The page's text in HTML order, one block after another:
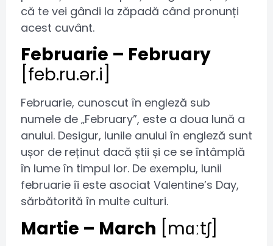
că te vei gândi la zăpadă când pronunți
acest cuvânt.
Februarie – February
[feb.ru.ər.i]
Februarie, cunoscut în engleză sub
numele de „February”, este a doua lună a
anului. Desigur, lunile anului în engleză sunt
ușor de reținut dacă știi și ce se întâmplă
în lume în timpul lor. De exemplu, lunii
februarie îi este asociat Valentine’s Day,
sărbătorită în multe culturi.
Martie – March [mɑːtʃ]